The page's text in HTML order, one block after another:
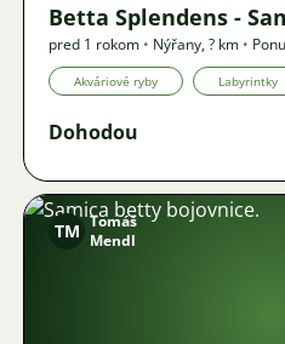
Betta Splendens -
pred 1 rokom • Nýřany,? km •
Akváriové ryby Labyrintky
Dohodou
TM Tomáš
Mendl